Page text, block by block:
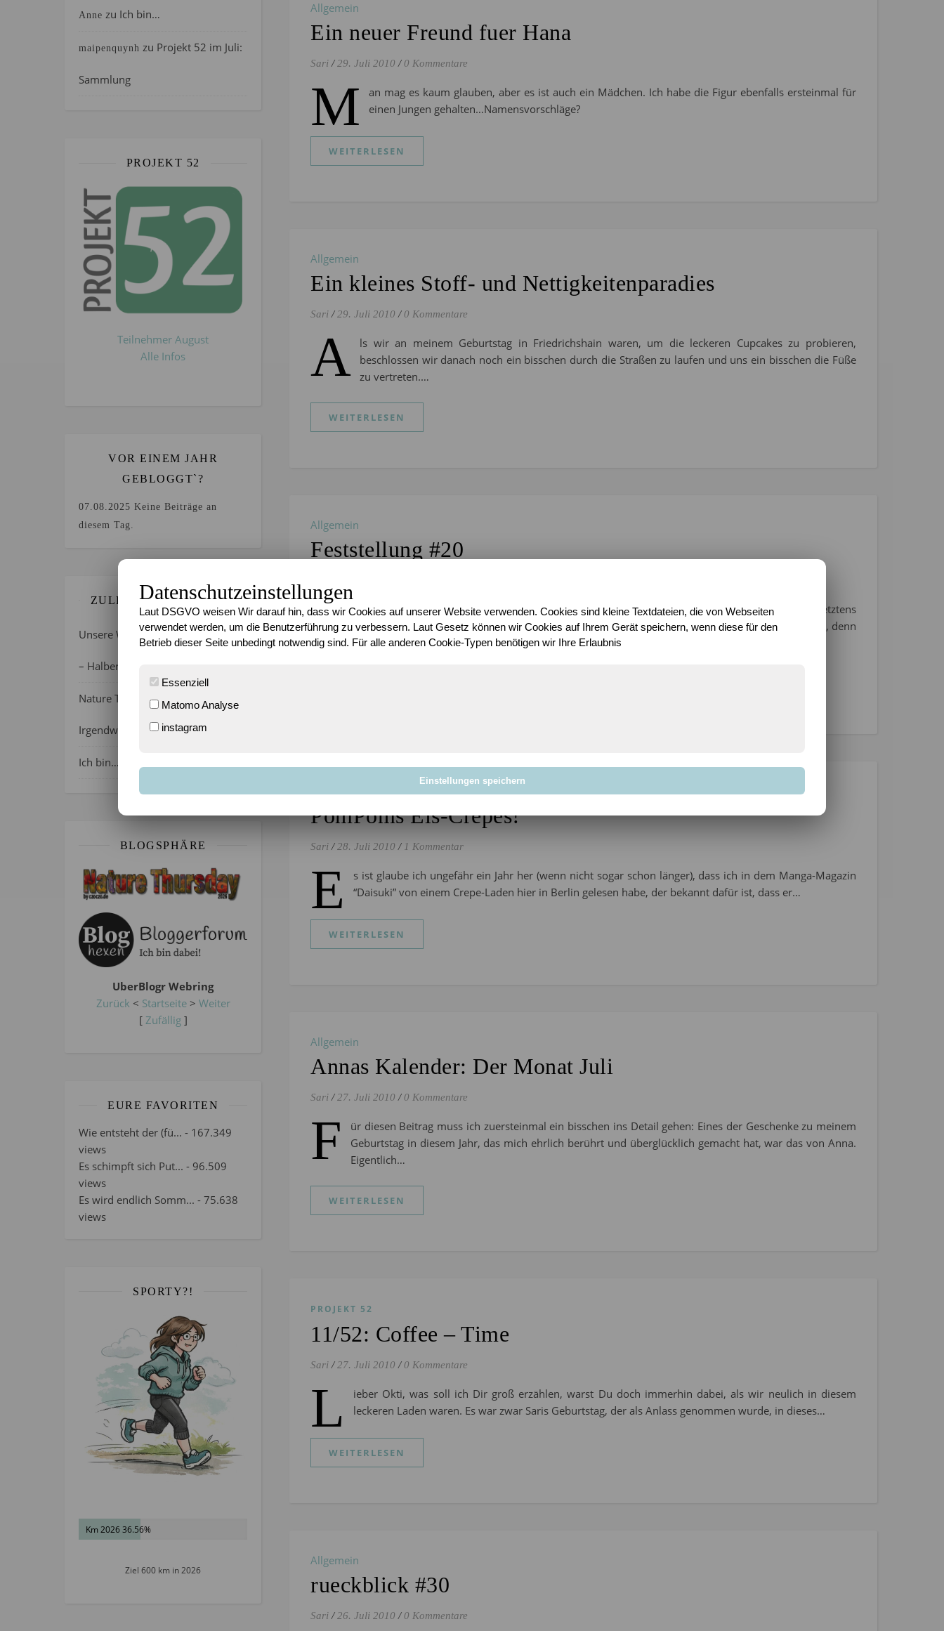
Anne zu Ich bin…
maipenquynh zu Projekt 52 im Juli:
Sammlung
PROJEKT 52
Teilnehmer August
Alle Infos
VOR EINEM JAHR
GEBLOGGT`?
07.08.2025 Keine Beiträge an
diesem Tag.
ZULETZT GEBLOGGT…
Unsere Wochenlieblinge 31/2026
– Halber Alltag ist zurück
Nature Thursday 21/2026 –
Irgendwie wie April, oder?
Ich bin…
BLOGSPHÄRE
UberBlogr Webring
Zurück < Startseite> Weiter
[ Zufällig]
EURE FAVORITEN
Wie entsteht der (fü... - 167.349
views
Es schimpft sich Put... - 96.509
views
Es wird endlich Somm... - 75.638
views
SPORTY?!
Km 2026 36.56%
Ziel 600 km in 2026
Allgemein
Ein neuer Freund fuer Hana
Sari / 29. Juli 2010 / 0 Kommentare
M
an mag es kaum glauben, aber es ist auch ein Mädchen. Ich habe die Figur ebenfalls ersteinmal für
einen Jungen gehalten…Namensvorschläge?
WEITERLESEN
Allgemein
Ein kleines Stoff- und Nettigkeitenparadies
Sari / 29. Juli 2010 / 0 Kommentare
A
ls wir an meinem Geburtstag in Friedrichshain waren, um die leckeren Cupcakes zu probieren,
beschlossen wir danach noch ein bisschen durch die Straßen zu laufen und uns ein bisschen die Füße
zu vertreten.…
WEITERLESEN
Allgemein
Feststellung #20
H eute habe ich doch tatsächlich den ersten Nachteil beim Abnehmen entdeckt. Ich habe zwar letztens
schon gemerkt, dass mir mein Hochzeitskleid zu groß ist, aber das war nicht ganz so dramatisch, denn
ein…
Allgemein
PomPoms Eis-Crepes!
Sari / 28. Juli 2010 / 1 Kommentar
E
s ist glaube ich ungefähr ein Jahr her (wenn nicht sogar schon länger), dass ich in dem Manga-Magazin
“Daisuki” von einem Crepe-Laden hier in Berlin gelesen habe, der bekannt dafür ist, dass er…
WEITERLESEN
Allgemein
Annas Kalender: Der Monat Juli
Sari / 27. Juli 2010 / 0 Kommentare
F
ür diesen Beitrag muss ich zuersteinmal ein bisschen ins Detail gehen: Eines der Geschenke zu meinem
Geburtstag in diesem Jahr, das mich ehrlich berührt und überglücklich gemacht hat, war das von Anna.
Eigentlich…
WEITERLESEN
PROJEKT 52
11/52: Coffee – Time
Sari / 27. Juli 2010 / 0 Kommentare
L
ieber Okti, was soll ich Dir groß erzählen, warst Du doch immerhin dabei, als wir neulich in diesem
leckeren Laden waren. Es war zwar Saris Geburtstag, der als Anlass genommen wurde, in dieses…
WEITERLESEN
Allgemein
rueckblick #30
Sari / 26. Juli 2010 / 0 Kommentare
Datenschutzeinstellungen
Laut DSGVO weisen Wir darauf hin, dass wir Cookies auf unserer Website verwenden. Cookies sind kleine Textdateien, die von Webseiten
verwendet werden, um die Benutzerführung zu verbessern. Laut Gesetz können wir Cookies auf Ihrem Gerät speichern, wenn diese für den
Betrieb dieser Seite unbedingt notwendig sind. Für alle anderen Cookie-Typen benötigen wir Ihre Erlaubnis
Essenziell
Matomo Analyse
instagram
Einstellungen speichern